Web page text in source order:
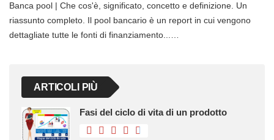
Banca pool | Che cos'è, significato, concetto e definizione. Un
riassunto completo. Il pool bancario è un report in cui vengono
dettagliate tutte le fonti di finanziamento...…
ARTICOLI PIÙ
Fasi del ciclo di vita di un prodotto